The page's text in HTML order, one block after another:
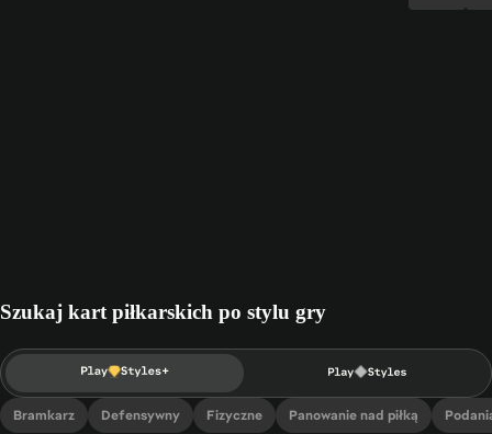
Szukaj kart piłkarskich po stylu gry
Bramkarz Defensywny Fizyczne Panowanie nad piłką